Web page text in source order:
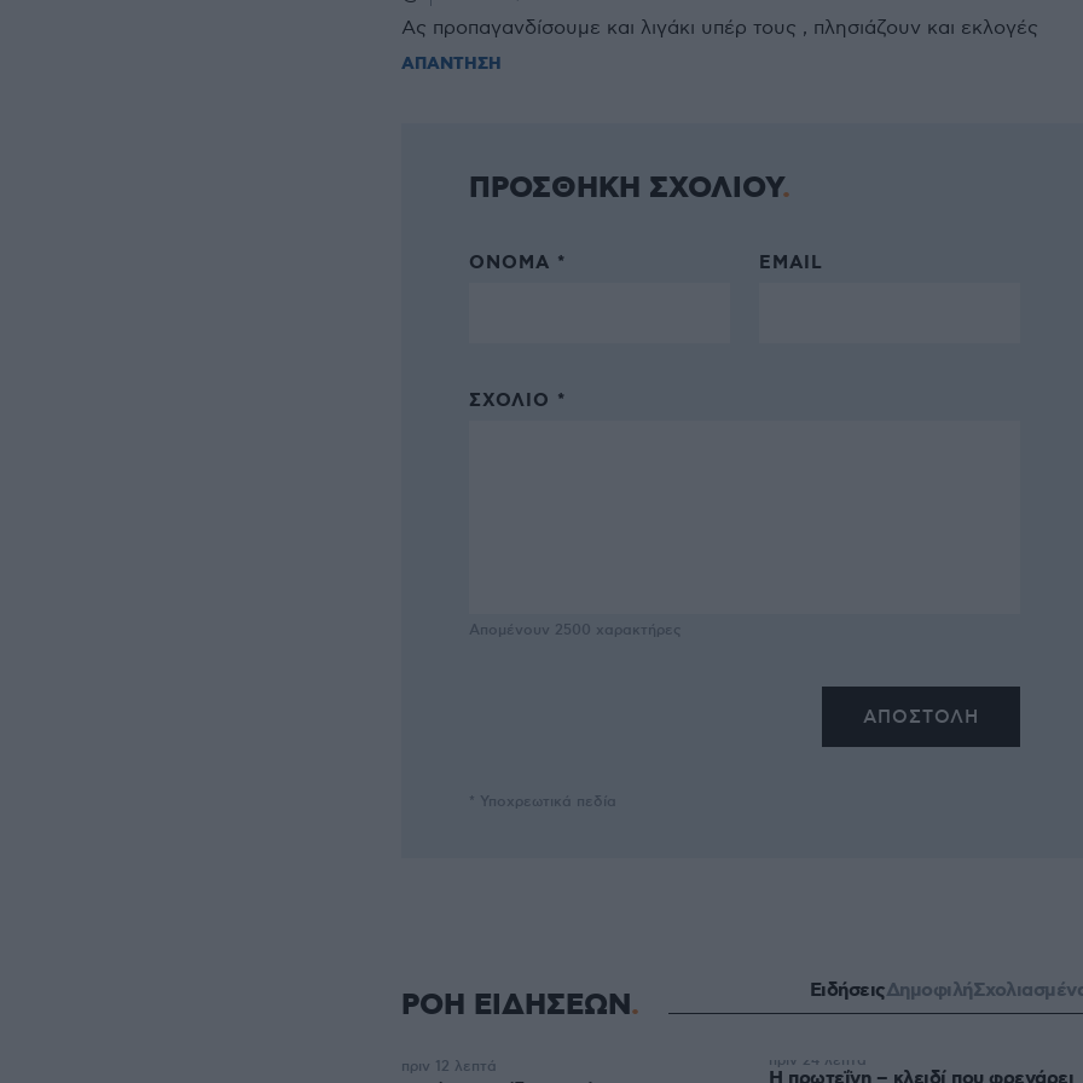
Ας προπαγανδίσουμε και λιγάκι υπέρ τους , πλησιάζουν και εκλογές
ΑΠΑΝΤΗΣΗ
ΠΡΟΣΘΗΚΗ ΣΧΟΛΙΟΥ
ΌΝΟΜΑ * EMAIL
ΣΧΌΛΙΟ *
Απομένουν 2500 χαρακτήρες
* Υποχρεωτικά πεδία
ΡΟΗ ΕΙΔΗΣΕΩΝ ΕιδήσειςΔημοφιλή
πριν 12 λεπτά πριν 24 λεπτά